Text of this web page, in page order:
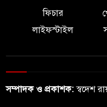
ফিচার
লাইফস্টাইল
সম্পাদক ও প্রকাশক:স্বদেশ